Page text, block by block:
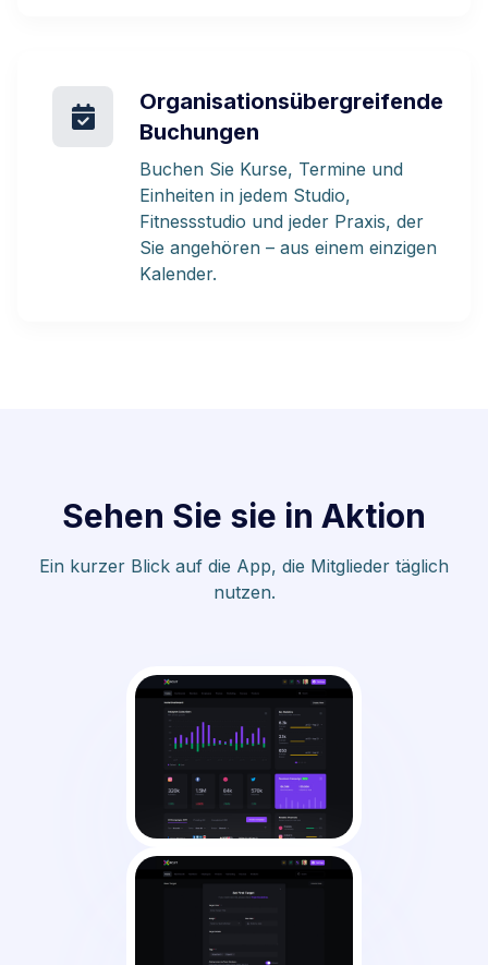
Organisationsübergreifende
Buchungen
Buchen Sie Kurse, Termine und
Einheiten in jedem Studio,
Fitnessstudio und jeder Praxis, der
Sie angehören – aus einem einzigen
Kalender.
Sehen Sie sie in Aktion
Ein kurzer Blick auf die App, die Mitglieder täglich
nutzen.